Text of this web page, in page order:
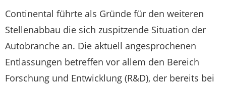
Continental führte als Gründe für den weiteren
Stellenabbau die sich zuspitzende Situation der
Autobranche an. Die aktuell angesprochenen
Entlassungen betreffen vor allem den Bereich
Forschung und Entwicklung (R&D), der bereits bei